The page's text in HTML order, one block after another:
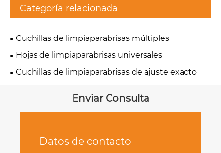
Categoría relacionada
Cuchillas de limpiaparabrisas múltiples
Hojas de limpiaparabrisas universales
Cuchillas de limpiaparabrisas de ajuste exacto
Enviar Consulta
Datos de contacto